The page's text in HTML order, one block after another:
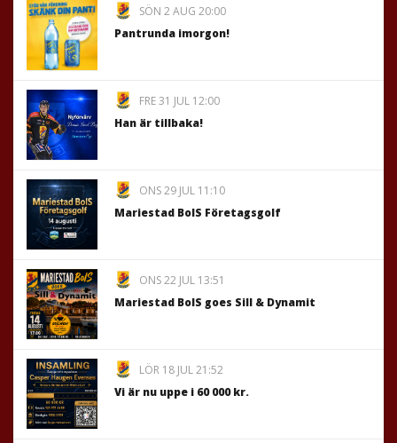
SÖN 2 AUG 20:00
Pantrunda imorgon!
FRE 31 JUL 12:00
Han är tillbaka!
ONS 29 JUL 11:10
Mariestad BoIS Företagsgolf
ONS 22 JUL 13:51
Mariestad BoIS goes Sill & Dynamit
LÖR 18 JUL 21:52
Vi är nu uppe i 60 000 kr.